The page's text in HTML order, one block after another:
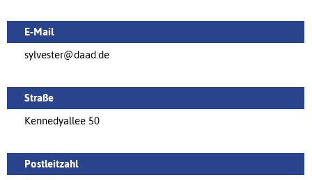
E-Mail
sylvester@daad.de
Straße
Kennedyallee 50
Postleitzahl